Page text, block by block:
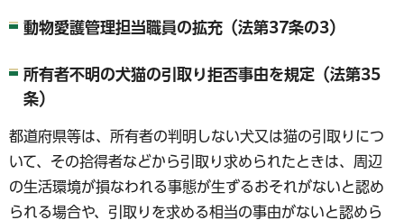
動物愛護管理担当職員の拡充（法第37条の3）
所有者不明の犬猫の引取り拒否事由を規定（法第35
条）
都道府県等は、所有者の判明しない犬又は猫の引取りにつ
いて、その拾得者などから引取り求められたときは、周辺
の生活環境が損なわれる事態が生ずるおそれがないと認め
られる場合や、引取りを求める相当の事由がないと認めら